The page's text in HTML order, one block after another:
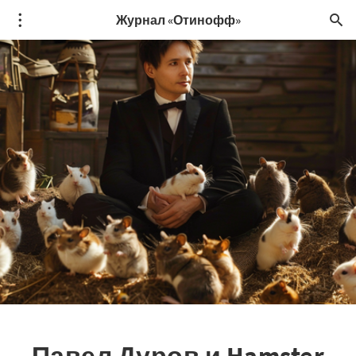
Журнал «Отинофф»